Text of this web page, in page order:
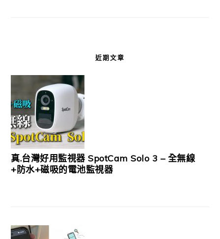
近期文章
真.台灣好用監視器 SpotCam Solo 3 – 全無線
+防水+磁吸的電池監視器